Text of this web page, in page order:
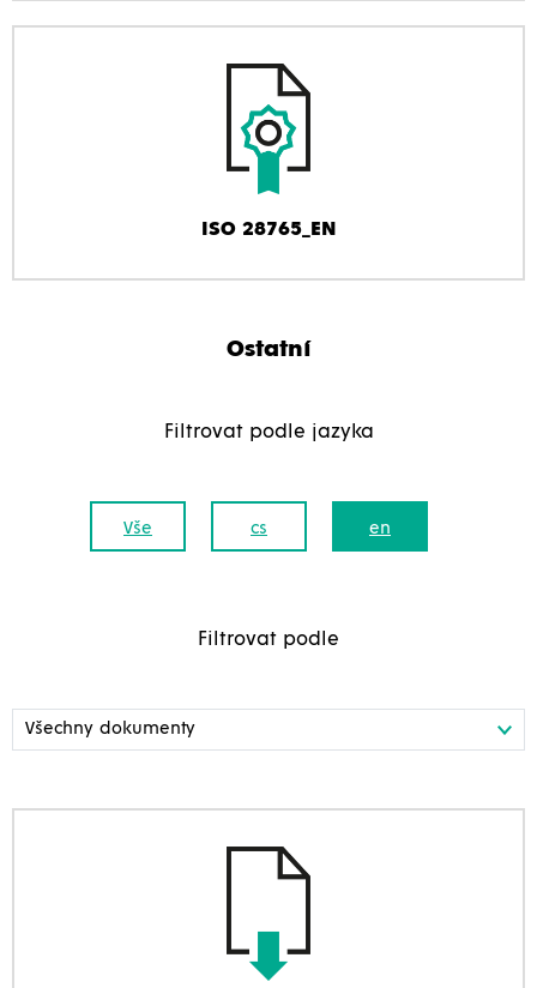
ISO 28765_EN
Ostatní
Filtrovat podle jazyka
Vše cs en
Filtrovat podle